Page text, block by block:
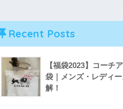
Recent Posts
【福袋2023】コーチ
袋｜メンズ・レディ
解！